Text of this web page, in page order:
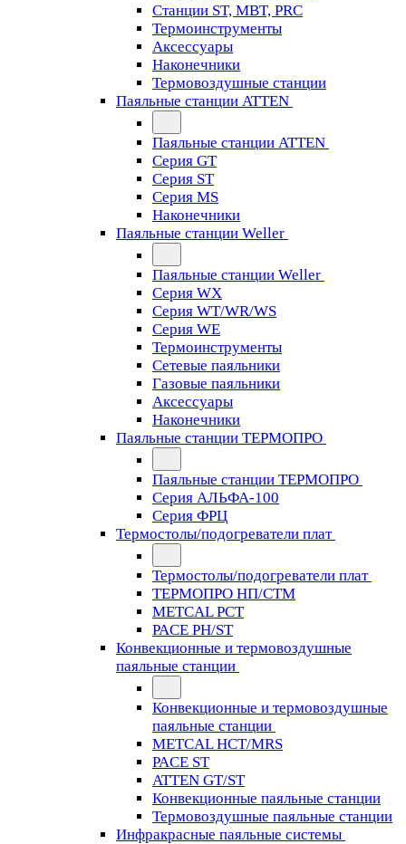
Станции ST, MBT, PRC
Термоинструменты
Аксессуары
Наконечники
Термовоздушные станции
Паяльные станции ATTEN
Паяльные станции ATTEN
Серия GT
Серия ST
Серия MS
Наконечники
Паяльные станции Weller
Паяльные станции Weller
Серия WX
Серия WT/WR/WS
Серия WE
Термоинструменты
Сетевые паяльники
Газовые паяльники
Аксессуары
Наконечники
Паяльные станции ТЕРМОПРО
Паяльные станции ТЕРМОПРО
Серия АЛЬФА-100
Серия ФРЦ
Термостолы/подогреватели плат
Термостолы/подогреватели плат
ТЕРМОПРО НП/СТМ
METCAL PCT
PACE PH/ST
Конвекционные и термовоздушные
паяльные станции
Конвекционные и термовоздушные
паяльные станции
METCAL HCT/MRS
PACE ST
ATTEN GT/ST
Конвекционные паяльные станции
Термовоздушные паяльные станции
Инфракрасные паяльные системы